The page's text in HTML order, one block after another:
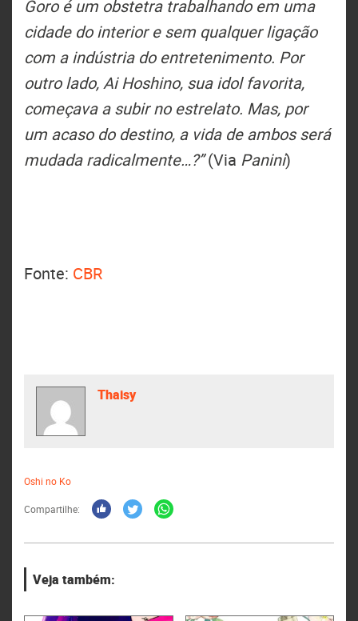
Goro é um obstetra trabalhando em uma
cidade do interior e sem qualquer ligação
com a indústria do entretenimento. Por
outro lado, Ai Hoshino, sua idol favorita,
começava a subir no estrelato. Mas, por
um acaso do destino, a vida de ambos será
mudada radicalmente…?”(Via Panini)
Fonte: CBR
Thaisy
Oshi no Ko
Compartilhe:
Veja também: